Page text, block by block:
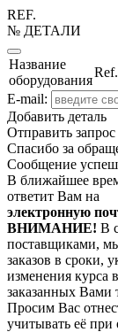
REF.
№ ДЕТАЛИ
Название
оборудования
Ref.
E-mail:
Добавить деталь
Отправить запрос
Спасибо за
Сообщение
В ближайшее
ответит Вам на
электронную
ВНИМАНИЕ! В
поставщиками,
заказов в сроки,
изменения курса
заказанных Вами
Просим Вас
учитывать её при